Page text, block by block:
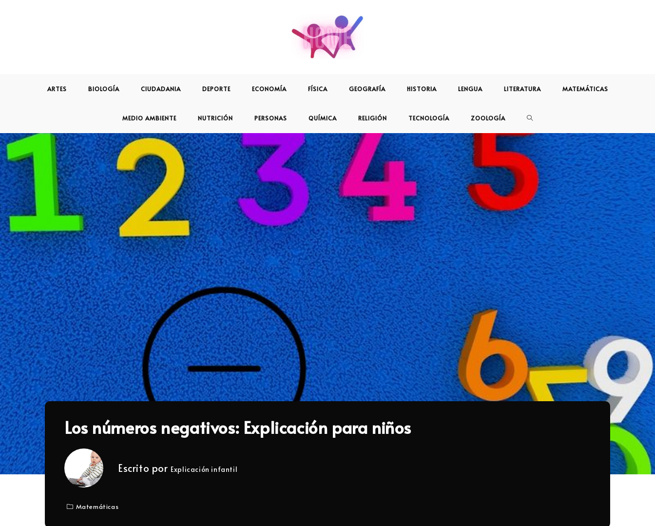
ARTES BIOLOGÍA CIUDADANIA DEPORTE ECONOMÍA FÍSICA GEOGRAFÍA HISTORIA LENGUA LITERATURA MATEMÁTICAS
MEDIO AMBIENTE NUTRICIÓN PERSONAS QUÍMICA RELIGIÓN TECNOLOGÍA ZOOLOGÍA
Los números negativos: Explicación para niños
Escrito por Explicación infantil
Matemáticas